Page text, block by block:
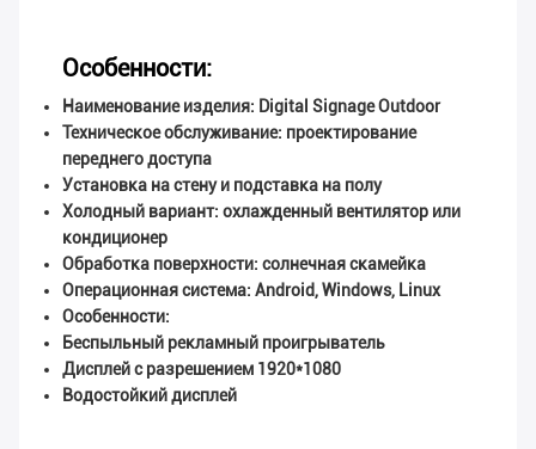
Особенности:
Наименование изделия: Digital Signage Outdoor
Техническое обслуживание: проектирование
переднего доступа
Установка на стену и подставка на полу
Холодный вариант: охлажденный вентилятор или
кондиционер
Обработка поверхности: солнечная скамейка
Операционная система: Android, Windows, Linux
Особенности:
Беспыльный рекламный проигрыватель
Дисплей с разрешением 1920*1080
Водостойкий дисплей